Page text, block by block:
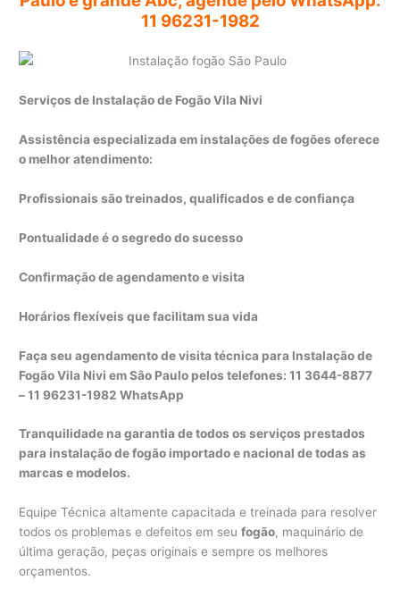
11 96231-1982
Serviços de Instalação de Fogão Vila Nivi
Assistência especializada em instalações de fogões oferece
o melhor atendimento:
Profissionais são treinados, qualificados e de confiança
Pontualidade é o segredo do sucesso
Confirmação de agendamento e visita
Horários flexíveis que facilitam sua vida
Faça seu agendamento de visita técnica para Instalação de
Fogão Vila Nivi em São Paulo pelos telefones: 11 3644-8877
– 11 96231-1982 WhatsApp
Tranquilidade na garantia de todos os serviços prestados
para instalação de fogão importado e nacional de todas as
marcas e modelos.
Equipe Técnica altamente capacitada e treinada para resolver
todos os problemas e defeitos em seufogão, maquinário de
última geração, peças originais e sempre os melhores
orçamentos.